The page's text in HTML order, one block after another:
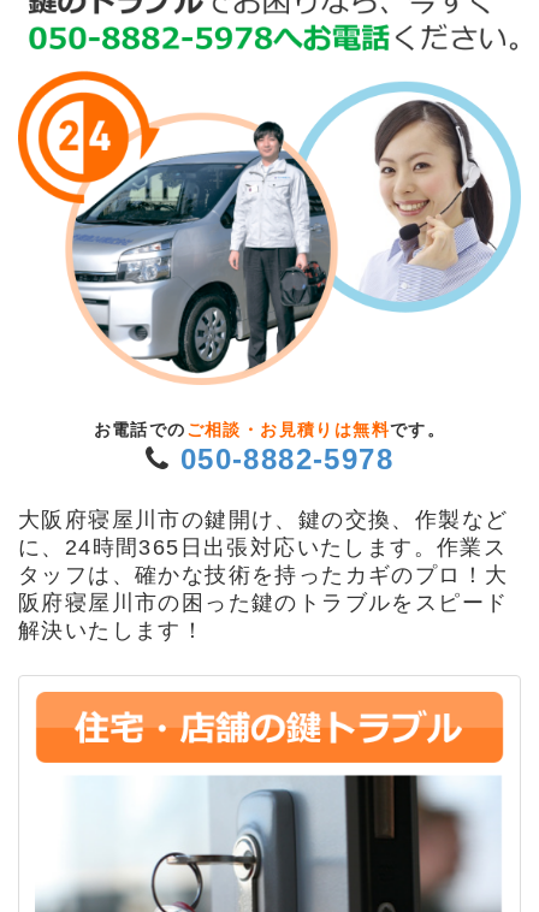
お電話での ご相談・お見積りは無料です。
050-8882-5978
大阪府寝屋川市の鍵開け、鍵の交換、作製など
に、24時間365日出張対応いたします。作業ス
タッフは、確かな技術を持ったカギのプロ！大
阪府寝屋川市の困った鍵のトラブルをスピード
解決いたします！